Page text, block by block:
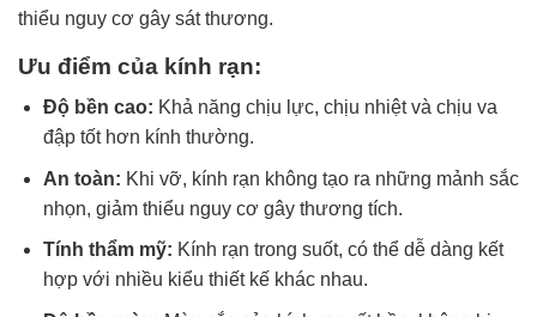
thiểu nguy cơ gây sát thương.
Ưu điểm của kính rạn:
Độ bền cao: Khả năng chịu lực, chịu nhiệt và chịu va
đập tốt hơn kính thường.
An toàn: Khi vỡ, kính rạn không tạo ra những mảnh sắc
nhọn, giảm thiểu nguy cơ gây thương tích.
Tính thẩm mỹ: Kính rạn trong suốt, có thể dễ dàng kết
hợp với nhiều kiểu thiết kế khác nhau.